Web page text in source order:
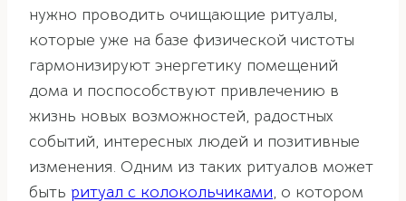
нужно проводить очищающие ритуалы,
которые уже на базе физической чистоты
гармонизируют энергетику помещений
дома и поспособствуют привлечению в
жизнь новых возможностей, радостных
событий, интересных людей и позитивные
изменения. Одним из таких ритуалов может
быть ритуал с колокольчиками, о котором